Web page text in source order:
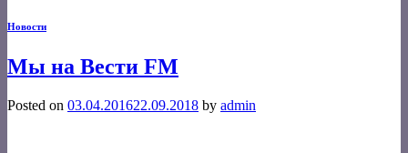
Новости
Мы на Вести FM
Posted on 03.04.201622.09.2018 by admin